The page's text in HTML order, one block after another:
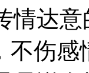
情达
不伤感